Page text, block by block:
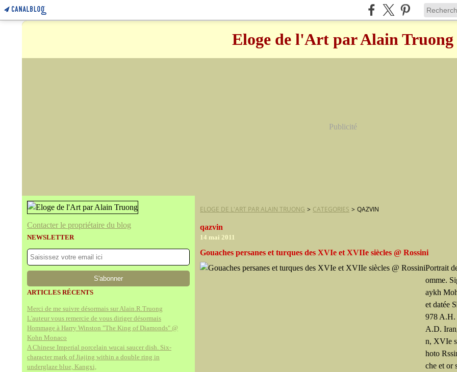
Eloge de l'Art par Alain Truong
Publicité
Contacter le propriétaire du blog
NEWSLETTER
ARTICLES RÉCENTS
Merci de me suivre désormais sur Alain.R.Truong
L'auteur vous remercie de vous diriger désormais
Hommage à Harry Winston "The King of Diamonds" @
Kohn Monaco
A Chinese Imperial porcelain wucai saucer dish. Six-
character mark of Jiajing within a double ring in
underglaze blue, Kangxi,
ELOGE DE L'ART PAR ALAIN TRUONG > CATEGORIES > QAZVIN
qazvin
14 mai 2011
Gouaches persanes et turques des XVIe et XVIIe siècles @ Rossini
Portrait
omme.
aykh
et datée
978 A.H.
A.D.
n, XVIe
hoto
che et or